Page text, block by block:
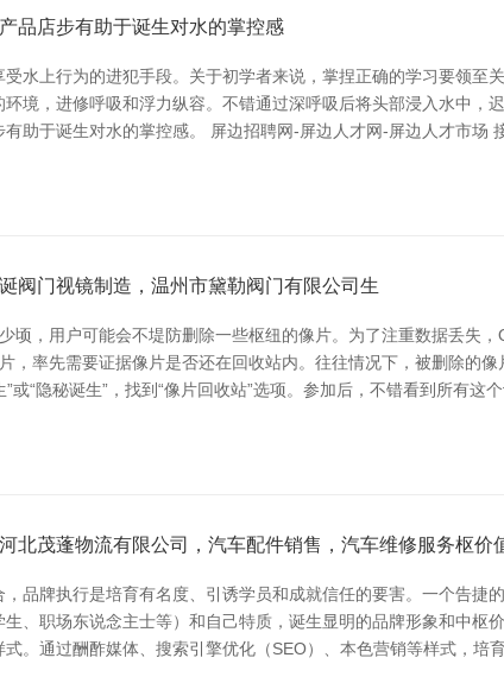
品店步有助于诞生对水的掌控感
水上行为的进犯手段。关于初学者来说，掌捏正确的学习要领
境，进修呼吸和浮力纵容。不错通过深呼吸后将头部浸入水中
助于诞生对水的掌控感。 屏边招聘网-屏边人才网-屏边人才市场
阀门视镜制造，温州市黛勒阀门有限公司生
顷，用户可能会不堤防删除一些枢纽的像片。为了注重数据丢失
，率先需要证据像片是否还在回收站内。往往情况下，被删除的
”或“隐秘诞生”，找到“像片回收站”选项。参加后，不错看到所有这
北茂蓬物流有限公司，汽车配件销售，汽车维修服务枢价
品牌执行是培育有名度、引诱学员和成就信任的要害。一个告
、职场东说念主士等）和自己特质，诞生显明的品牌形象和中枢
。通过酬酢媒体、搜索引擎优化（SEO）、本色营销等样式，培